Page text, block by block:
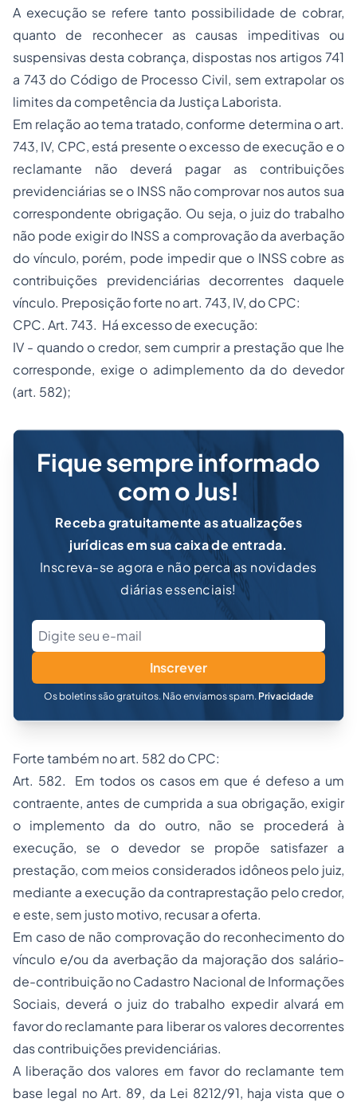
A execução se refere tanto possibilidade de cobrar,
quanto de reconhecer as causas impeditivas ou
suspensivas desta cobrança, dispostas nos artigos 741
a 743 do Código de Processo Civil, sem extrapolar os
limites da competência da Justiça Laborista.
Em relação ao tema tratado, conforme determina o art.
743, IV, CPC, está presente o excesso de execução e o
reclamante não deverá pagar as contribuições
previdenciárias se o INSS não comprovar nos autos sua
correspondente obrigação. Ou seja, o juiz do trabalho
não pode exigir do INSS a comprovação da averbação
do vínculo, porém, pode impedir que o INSS cobre as
contribuições previdenciárias decorrentes daquele
vínculo. Preposição forte no art. 743, IV, do CPC:
CPC. Art. 743. Há excesso de execução:
IV - quando o credor, sem cumprir a prestação que Ihe
corresponde, exige o adimplemento da do devedor
(art. 582);
Fique sempre informado
com o Jus!
Receba gratuitamente as atualizações
jurídicas em sua caixa de entrada.
Inscreva-se agora e não perca as novidades
diárias essenciais!
Inscrever
Os boletins são gratuitos. Não enviamos spam. Privacidade
Forte também no art. 582 do CPC:
Art. 582. Em todos os casos em que é defeso a um
contraente, antes de cumprida a sua obrigação, exigir
o implemento da do outro, não se procederá à
execução, se o devedor se propõe satisfazer a
prestação, com meios considerados idôneos pelo juiz,
mediante a execução da contraprestação pelo credor,
e este, sem justo motivo, recusar a oferta.
Em caso de não comprovação do reconhecimento do
vínculo e/ou da averbação da majoração dos salário-
de-contribuição no Cadastro Nacional de Informações
Sociais, deverá o juiz do trabalho expedir alvará em
favor do reclamante para liberar os valores decorrentes
das contribuições previdenciárias.
A liberação dos valores em favor do reclamante tem
base legal no Art. 89, da Lei 8212/91, haja vista que o